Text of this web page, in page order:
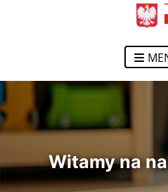
Witamy na